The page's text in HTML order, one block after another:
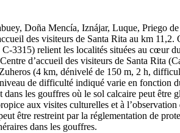
Doña Mencía, Iznájar, Luque, Priego
des visiteurs de Santa Rita au km
3315) relient les localités situées au cœur
d’accueil des visiteurs de Santa
(4 km, dénivelé de 150 m, 2 h,
de difficulté indiqué varie en fonction
les gouffres où le sol calcaire peut
aux visites culturelles et à
être restreint par la réglementation de
dans les gouffres.